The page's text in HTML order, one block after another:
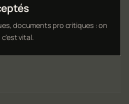
documents pro critiques : on
vital.